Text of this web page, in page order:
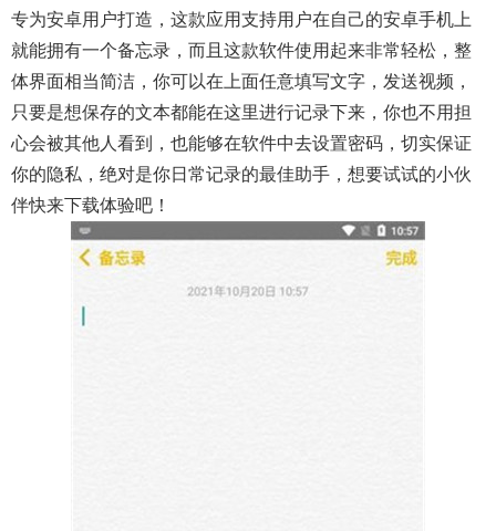
专为安卓用户打造，这款应用支持用户在自己的安卓手机上
就能拥有一个备忘录，而且这款软件使用起来非常轻松，整
体界面相当简洁，你可以在上面任意填写文字，发送视频，
只要是想保存的文本都能在这里进行记录下来，你也不用担
心会被其他人看到，也能够在软件中去设置密码，切实保证
你的隐私，绝对是你日常记录的最佳助手，想要试试的小伙
伴快来下载体验吧！